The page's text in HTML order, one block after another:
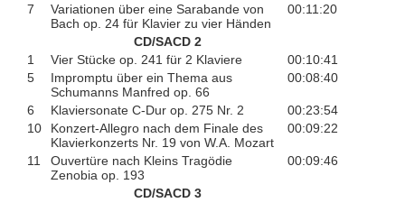
7
Variationen über eine Sarabande von
Bach op. 24 für Klavier zu vier Händen
00:11:20
CD/SACD 2
1
Vier Stücke op. 241 für 2 Klaviere
00:10:41
5
Impromptu über ein Thema aus
Schumanns Manfred op. 66
00:08:40
6 Klaviersonate C-Dur op. 275 Nr. 2
00:23:54
10
Konzert-Allegro nach dem Finale des
Klavierkonzerts Nr. 19 von W.A. Mozart
00:09:22
11
Ouvertüre nach Kleins Tragödie
Zenobia op. 193
00:09:46
CD/SACD 3